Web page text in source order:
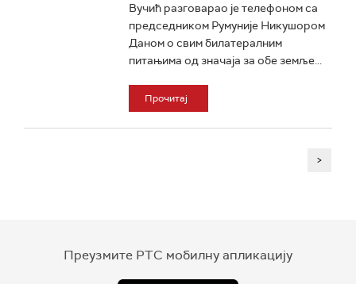
Вучић разговарао је телефоном са
председником Румуније Никушором
Даном о свим билатералним
питањима од значаја за обе земље...
Прочитај
>
Преузмите РТС мобилну апликацију